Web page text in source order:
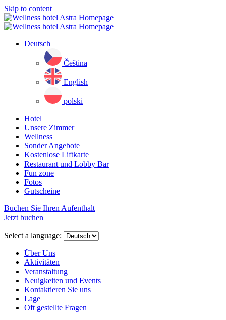
Skip to content
Deutsch
Čeština
English
polski
Hotel
Unsere Zimmer
Wellness
Sonder Angebote
Kostenlose Liftkarte
Restaurant und Lobby Bar
Fun zone
Fotos
Gutscheine
Buchen Sie Ihren Aufenthalt
Jetzt buchen
menu
Select a language:
Über Uns
Aktivitäten
Veranstaltung
Neuigkeiten und Events
Kontaktieren Sie uns
Lage
Oft gestellte Fragen